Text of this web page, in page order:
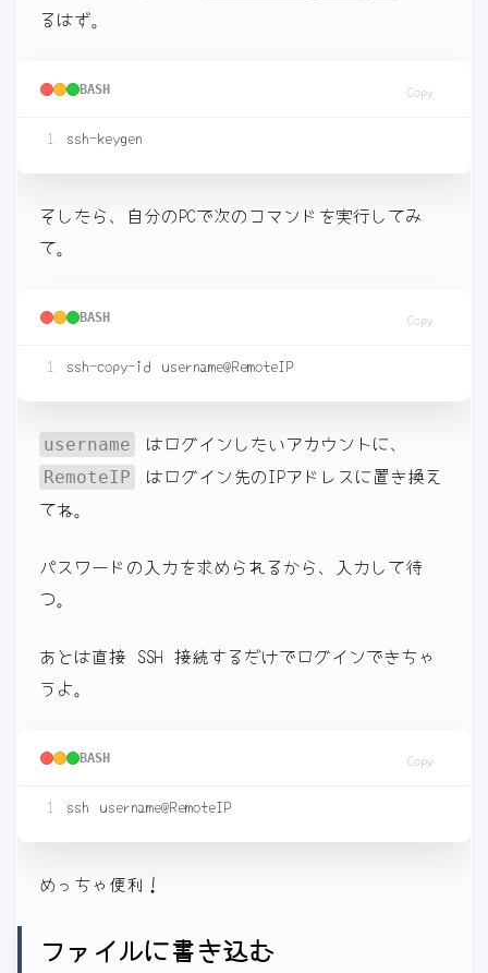
るはず。
BASH Copy
そしたら、自分のPCで次のコマンドを実行してみ
て。
BASH Copy
username はログインしたいアカウントに、
RemoteIP
はログイン先のIPアドレスに置き換え
てね。
パスワードの入力を求められるから、入力して待
つ。
あとは直接 SSH 接続するだけでログインできちゃ
うよ。
BASH Copy
めっちゃ便利！
ファイルに書き込む